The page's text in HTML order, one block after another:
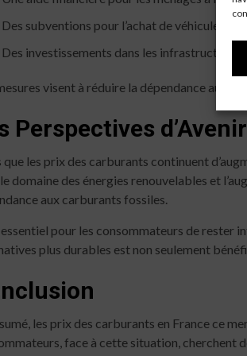
Des subventions pour l’achat de véhicules
Des investissements dans les infrastructures
visent à réduire la dépendance aux
Perspectives d’Avenir
que les prix des carburants continuent
domaine des énergies renouvelables et
aux carburants fossiles.
pour les consommateurs de rester
plus durables est non seulement
les prix des carburants en France ce
face à cette situation, cherchent